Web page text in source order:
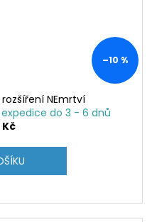
–10 %
NEmrtví
expedice do 3 - 6 dnů
Kč